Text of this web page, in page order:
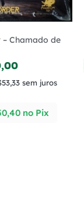
Chamado de
53,33 sem juros
no Pix